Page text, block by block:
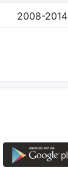
2008-2014